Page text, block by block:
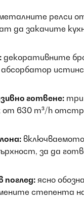
релси
да закачите
декоративните
готвене:
от 630 m³/h
включваемото
за да
поглед:ясно
степента